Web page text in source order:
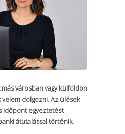
városban vagy külföldön
dolgozni. Az ülések
időpont egyeztetést
átutalással történik.